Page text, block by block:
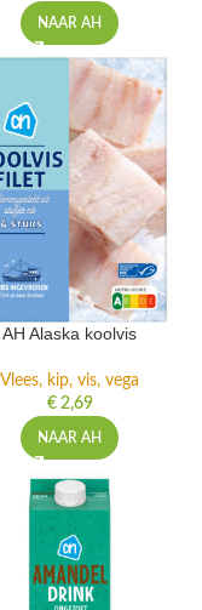
NAAR AH
AH Alaska koolvis
Vlees, kip, vis, vega
€2,69
NAAR AH